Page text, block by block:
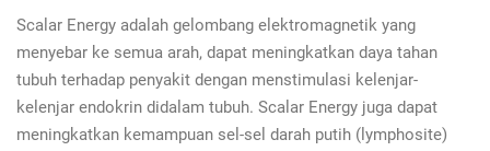
Scalar Energy adalah gelombang elektromagnetik yang
menyebar ke semua arah, dapat meningkatkan daya tahan
tubuh terhadap penyakit dengan menstimulasi kelenjar-
kelenjar endokrin didalam tubuh. Scalar Energy juga dapat
meningkatkan kemampuan sel-sel darah putih (lymphosite)